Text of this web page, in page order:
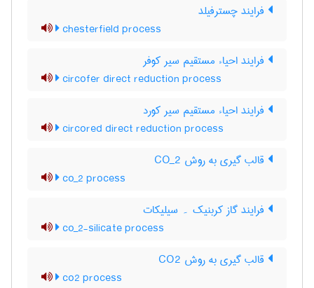
فرایند چسترفیلد
chesterfield process
فرایند احیاء مستقیم سیر کوفر
circofer direct reduction process
فرایند احیاء مستقیم سیر کورد
circored direct reduction process
قالب گیری به روش CO_2
co_2 process
فرایند گاز کربنیک ۔ سیلیکات
co_2-silicate process
قالب گیری به روش CO2
co2 process